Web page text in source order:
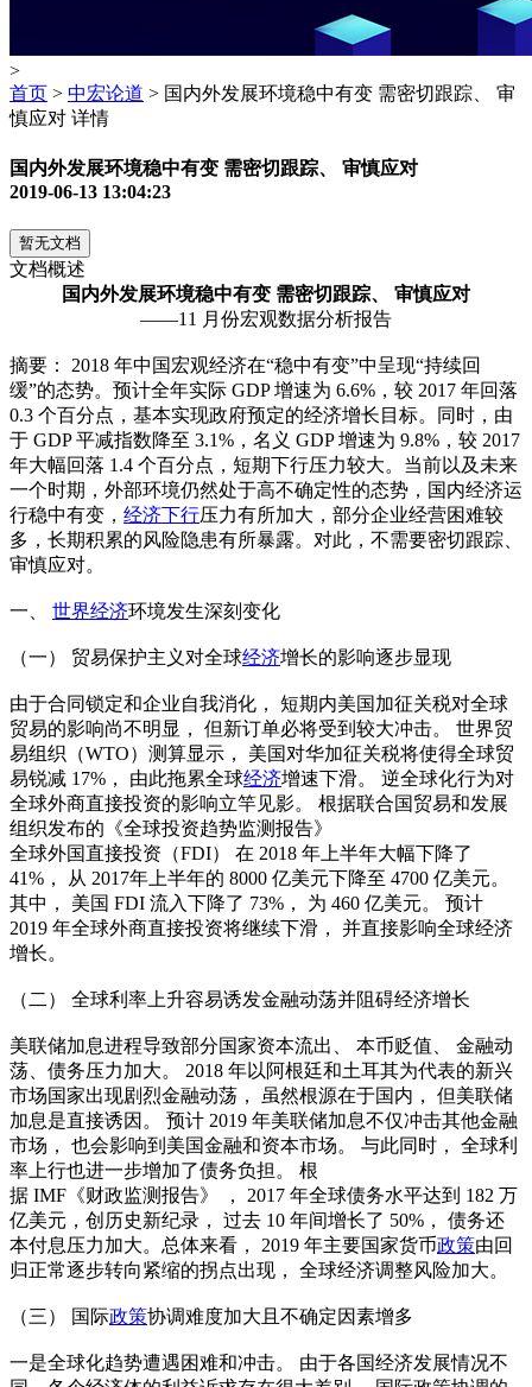
>
首页 > 中宏论道 > 国内外发展环境稳中有变 需密切跟踪、 审
慎应对 详情
国内外发展环境稳中有变 需密切跟踪、 审慎应对
2019-06-13 13:04:23
暂无文档
文档概述
国内外发展环境稳中有变 需密切跟踪、 审慎应对
——11 月份宏观数据分析报告
摘要： 2018 年中国宏观经济在“稳中有变”中呈现“持续回
缓”的态势。预计全年实际 GDP 增速为 6.6%，较 2017 年回落
0.3 个百分点，基本实现政府预定的经济增长目标。同时，由
于 GDP 平减指数降至 3.1%，名义 GDP 增速为 9.8%，较 2017
年大幅回落 1.4 个百分点，短期下行压力较大。当前以及未来
一个时期，外部环境仍然处于高不确定性的态势，国内经济运
行稳中有变， 经济下行压力有所加大，部分企业经营困难较
多，长期积累的风险隐患有所暴露。对此，不需要密切跟踪、
审慎应对。
一、 世界经济环境发生深刻变化
（一） 贸易保护主义对全球经济增长的影响逐步显现
由于合同锁定和企业自我消化， 短期内美国加征关税对全球
贸易的影响尚不明显， 但新订单必将受到较大冲击。 世界贸
易组织（WTO）测算显示， 美国对华加征关税将使得全球贸
易锐减 17%， 由此拖累全球经济增速下滑。 逆全球化行为对
全球外商直接投资的影响立竿见影。 根据联合国贸易和发展
组织发布的《全球投资趋势监测报告》
全球外国直接投资（FDI） 在 2018 年上半年大幅下降了
41%， 从 2017年上半年的 8000 亿美元下降至 4700 亿美元。
其中， 美国 FDI 流入下降了 73%， 为 460 亿美元。 预计
2019 年全球外商直接投资将继续下滑， 并直接影响全球经济
增长。
（二） 全球利率上升容易诱发金融动荡并阻碍经济增长
美联储加息进程导致部分国家资本流出、 本币贬值、 金融动
荡、债务压力加大。 2018 年以阿根廷和土耳其为代表的新兴
市场国家出现剧烈金融动荡， 虽然根源在于国内， 但美联储
加息是直接诱因。 预计 2019 年美联储加息不仅冲击其他金融
市场， 也会影响到美国金融和资本市场。 与此同时， 全球利
率上行也进一步增加了债务负担。 根
据 IMF《财政监测报告》 ， 2017 年全球债务水平达到 182 万
亿美元，创历史新纪录， 过去 10 年间增长了 50%， 债务还
本付息压力加大。总体来看， 2019 年主要国家货币政策由回
归正常逐步转向紧缩的拐点出现， 全球经济调整风险加大。
（三） 国际政策协调难度加大且不确定因素增多
一是全球化趋势遭遇困难和冲击。 由于各国经济发展情况不